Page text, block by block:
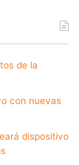
de la
con nuevas
dispositivo